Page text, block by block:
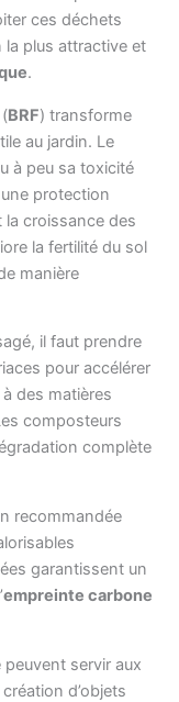
ces déchets
la plus attractive et
.
BRF) transforme
au jardin. Le
à peu sa toxicité
une protection
la croissance des
la fertilité du sol
manière
il faut prendre
pour accélérer
des matières
composteurs
complète
recommandée
garantissent un
empreinte carbone
servir aux
d’objets